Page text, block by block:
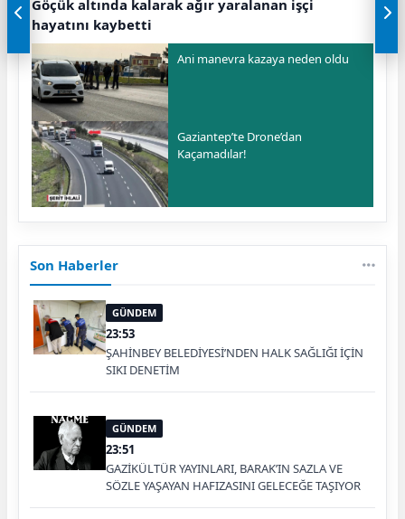
Göçük altında kalarak ağır yaralanan işçi
hayatını kaybetti
Ani manevra kazaya neden oldu
Gaziantep’te Drone’dan
Kaçamadılar!
Son Haberler
GÜNDEM
23:53
ŞAHİNBEY BELEDİYESİ’NDEN HALK SAĞLIĞI İÇİN
SIKI DENETİM
GÜNDEM
23:51
GAZİKÜLTÜR YAYINLARI, BARAK’IN SAZLA VE
SÖZLE YAŞAYAN HAFIZASINI GELECEĞE TAŞIYOR